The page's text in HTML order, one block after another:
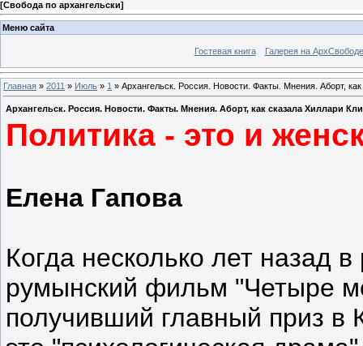
[Свобода по архангельски]
Меню сайта
Гостевая книга Галерея на АрхСвободе
Главная » 2011 » Июль » 1 » Архангельск. Россия. Новости. Факты. Мнения. Аборт,
Архангельск. Россия. Новости. Факты. Мнения. Аборт, как сказала Хиллари
Политика - это и
Елена Гапова
Когда несколько лет назад
румынский фильм "Четыре
получивший главный приз в